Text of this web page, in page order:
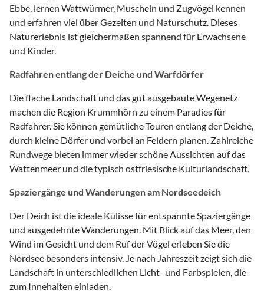
Ebbe, lernen Wattwürmer, Muscheln und Zugvögel kennen
und erfahren viel über Gezeiten und Naturschutz. Dieses
Naturerlebnis ist gleichermaßen spannend für Erwachsene
und Kinder.
Radfahren entlang der Deiche und Warfdörfer
Die flache Landschaft und das gut ausgebaute Wegenetz
machen die Region Krummhörn zu einem Paradies für
Radfahrer. Sie können gemütliche Touren entlang der Deiche,
durch kleine Dörfer und vorbei an Feldern planen. Zahlreiche
Rundwege bieten immer wieder schöne Aussichten auf das
Wattenmeer und die typisch ostfriesische Kulturlandschaft.
Spaziergänge und Wanderungen am Nordseedeich
Der Deich ist die ideale Kulisse für entspannte Spaziergänge
und ausgedehnte Wanderungen. Mit Blick auf das Meer, den
Wind im Gesicht und dem Ruf der Vögel erleben Sie die
Nordsee besonders intensiv. Je nach Jahreszeit zeigt sich die
Landschaft in unterschiedlichen Licht- und Farbspielen, die
zum Innehalten einladen.